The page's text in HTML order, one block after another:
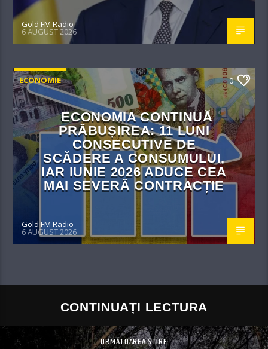
Gold FM Radio
6 AUGUST 2026
ECONOMIE 0
ECONOMIA CONTINUĂ
PRĂBUȘIREA: 11 LUNI
CONSECUTIVE DE
SCĂDERE A CONSUMULUI,
IAR IUNIE 2026 ADUCE CEA
MAI SEVERĂ CONTRACȚIE
Gold FM Radio
6 AUGUST 2026
CONTINUAȚI LECTURA
URMĂTOAREA ȘTIRE